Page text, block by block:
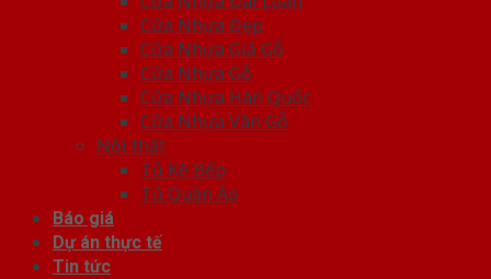
Cửa Nhựa Đẹp
Cửa Nhựa Giả Gỗ
Cửa Nhựa Gỗ
Cửa Nhựa Hàn Quốc
Cửa Nhựa Vân Gỗ
Nội thất
Tủ Kệ Bếp
Tủ Quần Áo
Báo giá
Dự án thực tế
Tin tức